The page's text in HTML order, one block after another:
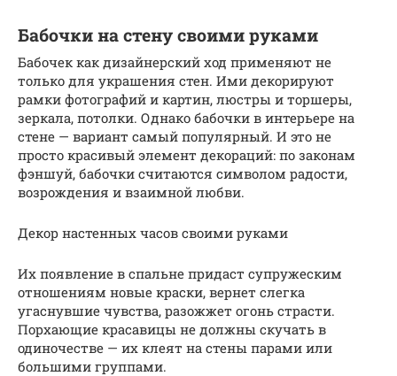
Бабочки на стену своими руками
Бабочек как дизайнерский ход применяют не
только для украшения стен. Ими декорируют
рамки фотографий и картин, люстры и торшеры,
зеркала, потолки. Однако бабочки в интерьере на
стене — вариант самый популярный. И это не
просто красивый элемент декораций: по законам
фэншуй, бабочки считаются символом радости,
возрождения и взаимной любви.
Декор настенных часов своими руками
Их появление в спальне придаст супружеским
отношениям новые краски, вернет слегка
угаснувшие чувства, разожжет огонь страсти.
Порхающие красавицы не должны скучать в
одиночестве — их клеят на стены парами или
большими группами.